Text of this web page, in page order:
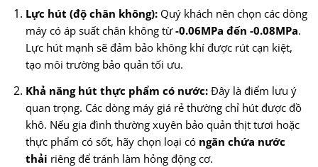
Lực hút (độ chân không):Quý khách nên chọn các dòng
máy có áp suất chân không từ-0.06MPa đến -0.08MPa.
Lực hút mạnh sẽ đảm bảo không khí được rút cạn kiệt,
tạo môi trường bảo quản tối ưu.
Khả năng hút thực phẩm có nước:Đây là điểm lưu ý
quan trọng. Các dòng máy giá rẻ thường chỉ hút được đồ
khô. Nếu gia đình thường xuyên bảo quản thịt tươi hoặc
thực phẩm có sốt, hãy chọn loại có ngăn chứa nước
thải riêng để tránh làm hỏng động cơ.